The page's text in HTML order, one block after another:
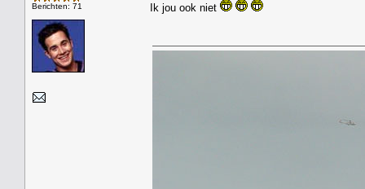
Berichten: 71 Ik jou ook niet